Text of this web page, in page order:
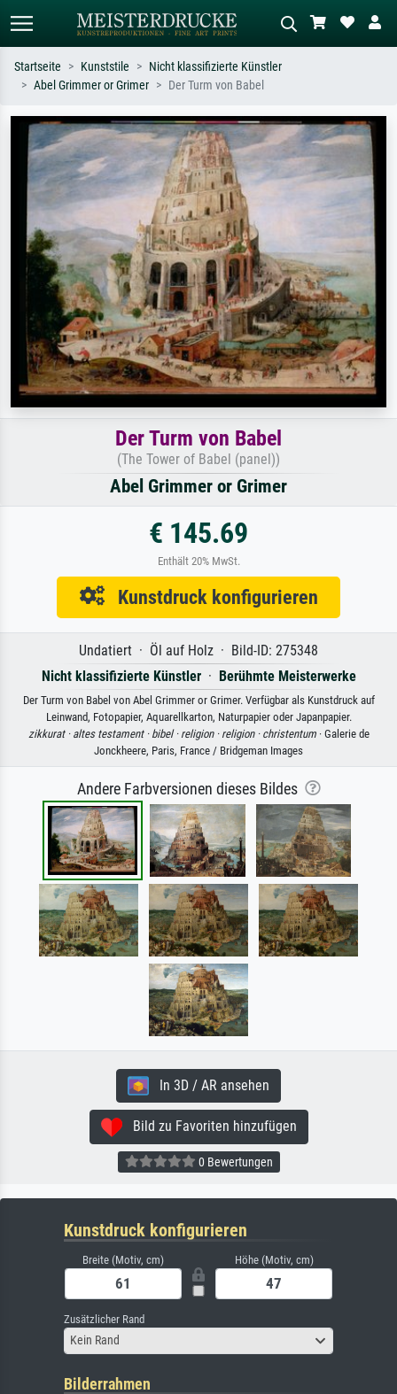
Suchen Sie nach Künstlern, Werktiteln
oder Stilen – z.B. Monet,
Sternennacht, Impressionismus, Welle
Hokusai, Akt.
Beschreiben Sie die Szene – z.B. Grüne
Wiese, Abstrakt mit viel Rot, Dunkles
Ölgemälde, Stehender Akt neben einem
Baum.
Startseite Kunststile
Nicht klassifizierte Künstler
Abel Grimmer or Grimer
Der Turm von Babel
Der Turm von Babel
(The Tower of Babel (panel))
Abel Grimmer or Grimer
€ 145.69
Enthält 20% MwSt.
Kunstdruck konfigurieren
Undatiert · Öl auf Holz · Bild-ID: 275348
Nicht klassifizierte Künstler· Berühmte Meisterwerke
Der Turm von Babel von Abel Grimmer or Grimer. Verfügbar als Kunstdruck auf
Leinwand, Fotopapier, Aquarellkarton, Naturpapier oder Japanpapier.
zikkurat · altes testament · bibel · religion · religion · christentum· Galerie de
Jonckheere, Paris, France / Bridgeman Images
Andere Farbversionen dieses Bildes
In 3D / AR ansehen
Bild zu Favoriten hinzufügen
0 Bewertungen
Kunstdruck konfigurieren
Breite (Motiv, cm) Höhe (Motiv, cm)
Zusätzlicher Rand
Kein Rand
Bilderrahmen